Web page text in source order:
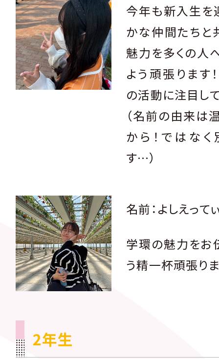
今年も新入生を
かな仲間たちと
魅力を多くの人
よう頑張ります
の活動に注目し
（名前の由来は
から！ではな
す…）
名前：よしえって
学環の魅力をお
う精一杯頑張り
2年生